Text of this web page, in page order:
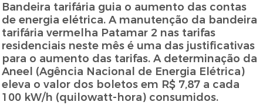
Bandeira tarifária guia o aumento das contas
de energia elétrica. A manutenção da bandeira
tarifária vermelha Patamar 2 nas tarifas
residenciais neste mês é uma das justificativas
para o aumento das tarifas. A determinação da
Aneel (Agência Nacional de Energia Elétrica)
eleva o valor dos boletos em R$ 7,87 a cada
100 kW/h (quilowatt-hora) consumidos.